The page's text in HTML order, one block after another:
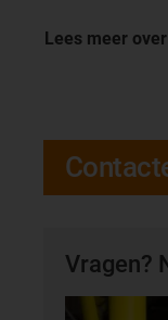
Lees meer
Vragen?